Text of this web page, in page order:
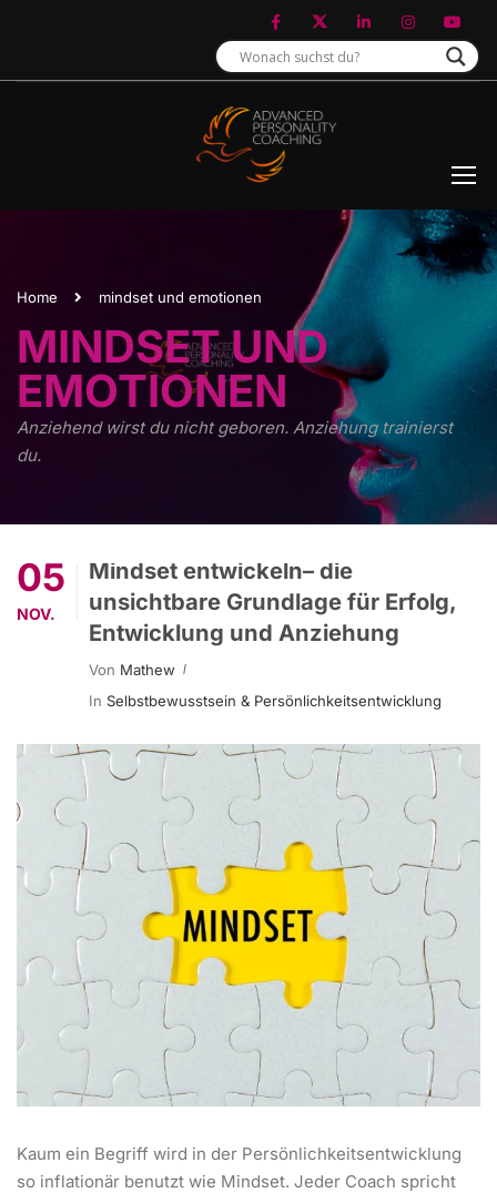
Home mindset und emotionen
MINDSET UND
EMOTIONEN
Anziehend wirst du nicht geboren. Anziehung trainierst
du.
05
NOV.
Mindset entwickeln– die
unsichtbare Grundlage für Erfolg,
Entwicklung und Anziehung
Von Mathew
In Selbstbewusstsein & Persönlichkeitsentwicklung
Kaum ein Begriff wird in der Persönlichkeitsentwicklung
so inflationär benutzt wie Mindset. Jeder Coach spricht